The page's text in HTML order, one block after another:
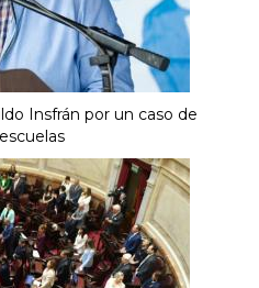
Insfrán por un caso de